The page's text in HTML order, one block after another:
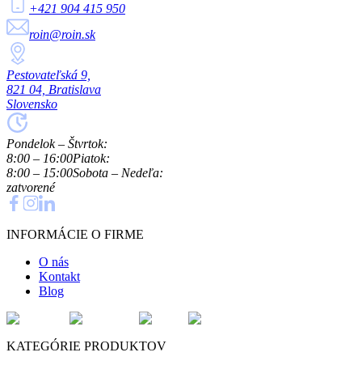
+421 904 415 950
roin@roin.sk
Pestovateľská 9,
821 04, Bratislava
Slovensko
Pondelok – Štvrtok:
8:00 – 16:00Piatok:
8:00 – 15:00Sobota – Nedeľa:
zatvorené
INFORMÁCIE O FIRME
O nás
Kontakt
Blog
KATEGÓRIE PRODUKTOV